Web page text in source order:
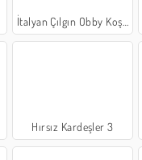
İtalyan Çılgın Obby Koşusu
Hırsız Kardeşler 3